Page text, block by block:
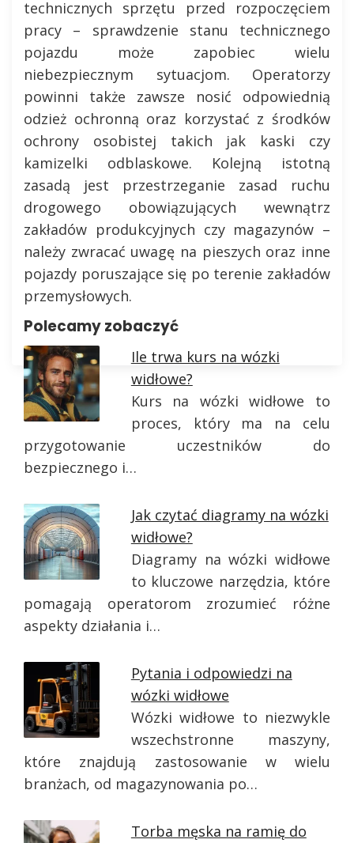
technicznych sprzętu przed rozpoczęciem
pracy – sprawdzenie stanu technicznego
pojazdu może zapobiec wielu
niebezpiecznym sytuacjom. Operatorzy
powinni także zawsze nosić odpowiednią
odzież ochronną oraz korzystać z środków
ochrony osobistej takich jak kaski czy
kamizelki odblaskowe. Kolejną istotną
zasadą jest przestrzeganie zasad ruchu
drogowego obowiązujących wewnątrz
zakładów produkcyjnych czy magazynów –
należy zwracać uwagę na pieszych oraz inne
pojazdy poruszające się po terenie zakładów
przemysłowych.
Polecamy zobaczyć
Ile trwa kurs na wózki
widłowe?
Kurs na wózki widłowe to
proces, który ma na celu
przygotowanie uczestników do
bezpiecznego i…
Jak czytać diagramy na wózki
widłowe?
Diagramy na wózki widłowe
to kluczowe narzędzia, które
pomagają operatorom zrozumieć różne
aspekty działania i…
Pytania i odpowiedzi na
wózki widłowe
Wózki widłowe to niezwykle
wszechstronne maszyny,
które znajdują zastosowanie w wielu
branżach, od magazynowania po…
Torba męska na ramię do